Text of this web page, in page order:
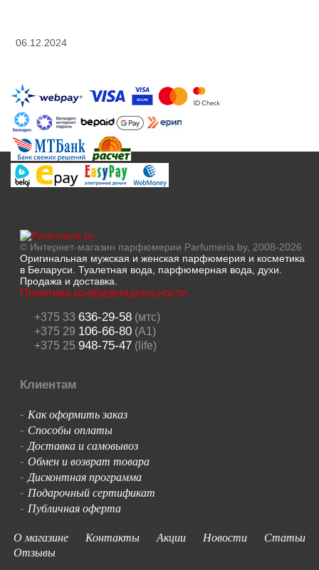
06.12.2024
© Интернет-магазин парфюмерии Parfumeria.by, 2008-2026
Оригинальная мужская и женская парфюмерия и косметика
в Беларуси. Туалетная вода, парфюмерная вода, духи.
Продажа и доставка.
Политика конфиденциальности
+375 33 636-29-58(мтс)
+375 29 106-66-80(A1)
+375 25 948-75-47(life)
Клиентам
- Как оформить заказ
- Способы оплаты
-Доставка и самовывоз
- Обмен и возврат товара
-Дисконтная программа
- Подарочный сертификат
- Публичная оферта
О магазине
Контакты Акции Новости
Статьи
Отзывы